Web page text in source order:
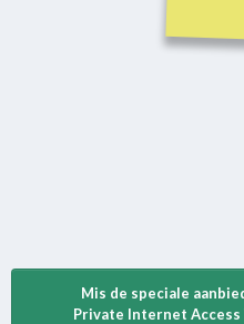
Mis de speciale
Private Internet Access